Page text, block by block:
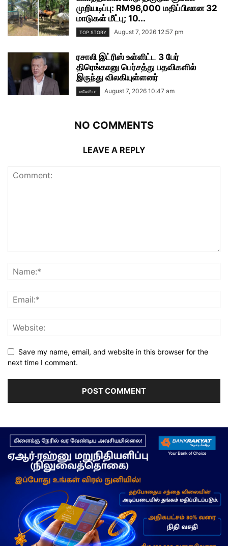
முறியடிப்பு: RM96,000 மதிப்பிலான 32
மாடுகள் மீட்பு; 10...
TOP STORY August 7, 2026 12:57 pm
ரசாலி இட்ரிஸ் உள்ளிட்ட 3 பேர்
திரெங்கானு பெர்சத்து பதவிகளில்
இருந்து விலகியுள்ளனர்
மலேசியா August 7, 2026 10:47 am
NO COMMENTS
LEAVE A REPLY
Save my name, email, and website in this browser for the
next time I comment.